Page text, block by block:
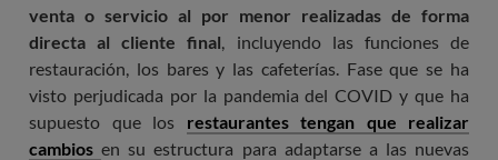
venta o servicio al por menor realizadas de forma
directa al cliente final , incluyendo las funciones de
restauración, los bares y las cafeterías. Fase que se ha
visto perjudicada por la pandemia del COVID y que ha
supuesto que los restaurantes tengan que realizar
cambiosen su estructura para adaptarse a las nuevas